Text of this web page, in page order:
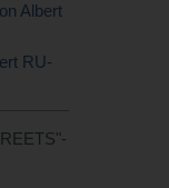
Albert
RU-